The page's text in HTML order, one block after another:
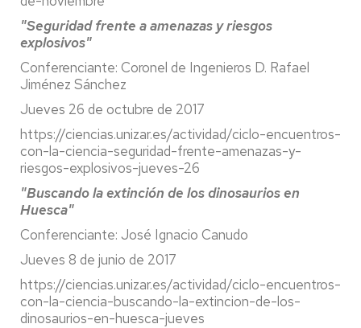
"Seguridad frente a amenazas y riesgos
explosivos"
Conferenciante: Coronel de Ingenieros D. Rafael
Jiménez Sánchez
Jueves 26 de octubre de 2017
https://ciencias.unizar.es/actividad/ciclo-encuentros-
con-la-ciencia-seguridad-frente-amenazas-y-
riesgos-explosivos-jueves-26
"Buscando la extinción de los dinosaurios en
Huesca"
Conferenciante: José Ignacio Canudo
Jueves 8 de junio de 2017
https://ciencias.unizar.es/actividad/ciclo-encuentros-
con-la-ciencia-buscando-la-extincion-de-los-
dinosaurios-en-huesca-jueves